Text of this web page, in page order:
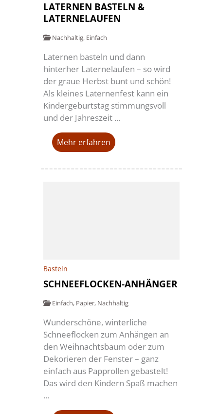
LATERNEN BASTELN &
LATERNELAUFEN
Nachhaltig, Einfach
Laternen basteln und dann
hinterher Laternelaufen – so wird
der graue Herbst bunt und schön!
Als kleines Laternenfest kann ein
Kindergeburtstag stimmungsvoll
und der Jahreszeit ...
Mehr erfahren
Basteln
SCHNEEFLOCKEN-ANHÄNGER
Einfach, Papier, Nachhaltig
Wunderschöne, winterliche
Schneeflocken zum Anhängen an
den Weihnachtsbaum oder zum
Dekorieren der Fenster – ganz
einfach aus Papprollen gebastelt!
Das wird den Kindern Spaß machen
...